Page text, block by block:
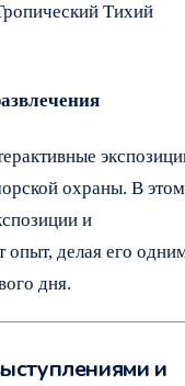
Тихий
охраны. В этом
и
делая его
дня.
и